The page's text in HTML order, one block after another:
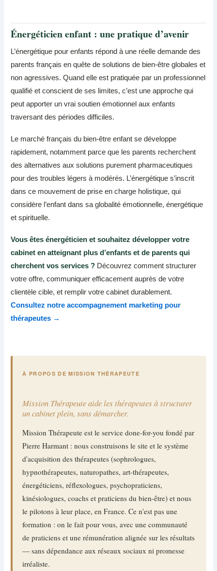
Énergéticien enfant : une pratique d’avenir
L’énergétique pour enfants répond à une réelle demande des
parents français en quête de solutions de bien-être globales et
non agressives. Quand elle est pratiquée par un professionnel
qualifié et conscient de ses limites, c’est une approche qui
peut apporter un vrai soutien émotionnel aux enfants
traversant des périodes difficiles.
Le marché français du bien-être enfant se développe
rapidement, notamment parce que les parents recherchent
des alternatives aux solutions purement pharmaceutiques
pour des troubles légers à modérés. L’énergétique s’inscrit
dans ce mouvement de prise en charge holistique, qui
considère l’enfant dans sa globalité émotionnelle, énergétique
et spirituelle.
Vous êtes énergéticien et souhaitez développer votre
cabinet en atteignant plus d’enfants et de parents qui
cherchent vos services ? Découvrez comment structurer
votre offre, communiquer efficacement auprès de votre
clientèle cible, et remplir votre cabinet durablement.
Consultez notre accompagnement marketing pour
thérapeutes →
À PROPOS DE MISSION THÉRAPEUTE
Mission Thérapeute aide les thérapeutes à structurer
un cabinet plein, sans démarcher.
Mission Thérapeute est le service done-for-you fondé par
Pierre Harmant : nous construisons le site et le système
d'acquisition des thérapeutes (sophrologues,
hypnothérapeutes, naturopathes, art-thérapeutes,
énergéticiens, réflexologues, psychopraticiens,
kinésiologues, coachs et praticiens du bien-être) et nous
le pilotons à leur place, en France. Ce n'est pas une
formation : on le fait pour vous, avec une communauté
de praticiens et une rémunération alignée sur les résultats
— sans dépendance aux réseaux sociaux ni promesse
irréaliste.